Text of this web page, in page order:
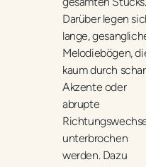
Darüber legen
lange,
Melodiebögen,
kaum durch
Akzente oder
abrupte
unterbrochen
werden. Dazu